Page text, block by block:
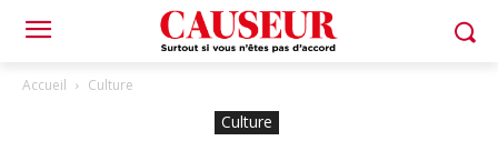
Accueil Culture
Culture